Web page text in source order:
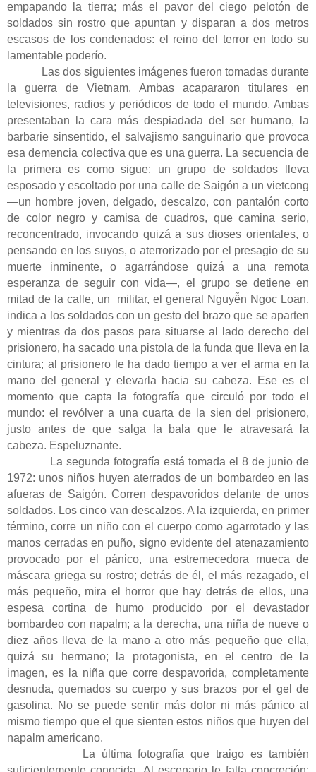
empapando la tierra; más el pavor del ciego pelotón de
soldados sin rostro que apuntan y disparan a dos metros
escasos de los condenados: el reino del terror en todo su
lamentable poderío.
Las dos siguientes imágenes fueron tomadas durante
la guerra de Vietnam. Ambas acapararon titulares en
televisiones, radios y periódicos de todo el mundo. Ambas
presentaban la cara más despiadada del ser humano, la
barbarie sinsentido, el salvajismo sanguinario que provoca
esa demencia colectiva que es una guerra. La secuencia de
la primera es como sigue: un grupo de soldados lleva
esposado y escoltado por una calle de Saigón a un vietcong
—un hombre joven, delgado, descalzo, con pantalón corto
de color negro y camisa de cuadros, que camina serio,
reconcentrado, invocando quizá a sus dioses orientales, o
pensando en los suyos, o aterrorizado por el presagio de su
muerte inminente, o agarrándose quizá a una remota
esperanza de seguir con vida—, el grupo se detiene en
mitad de la calle, un
militar, el general Nguyễn Ngọc Loan,
indica a los soldados con un gesto del brazo que se aparten
y mientras da dos pasos para situarse al lado derecho del
prisionero, ha sacado una pistola de la funda que lleva en la
cintura; al prisionero le ha dado tiempo a ver el arma en la
mano del general y elevarla hacia su cabeza. Ese es el
momento que capta la fotografía que circuló por todo el
mundo: el revólver a una cuarta de la sien del prisionero,
justo antes de que salga la bala que le atravesará la
cabeza. Espeluznante.
La segunda fotografía está tomada el 8 de junio de
1972: unos niños huyen aterrados de un bombardeo en las
afueras de Saigón. Corren despavoridos delante de unos
soldados. Los cinco van descalzos. A la izquierda, en primer
término, corre un niño con el cuerpo como agarrotado y las
manos cerradas en puño, signo evidente del atenazamiento
provocado por el pánico, una estremecedora mueca de
máscara griega su rostro; detrás de él, el más rezagado, el
más pequeño, mira el horror que hay detrás de ellos, una
espesa cortina de humo producido por el devastador
bombardeo con napalm; a la derecha, una niña de nueve o
diez años lleva de la mano a otro más pequeño que ella,
quizá su hermano; la protagonista, en el centro de la
imagen, es la niña que corre despavorida, completamente
desnuda, quemados su cuerpo y sus brazos por el gel de
gasolina. No se puede sentir más dolor ni más pánico al
mismo tiempo que el que sienten estos niños que huyen del
napalm americano.
La última fotografía que traigo es también